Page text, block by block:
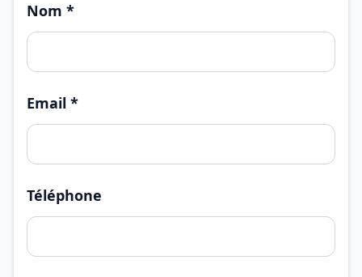
Nom *
Email *
Téléphone